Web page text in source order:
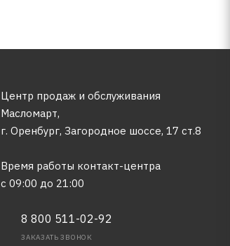
Центр продаж и обслуживания
Масломарт,
г. Оренбург, Загородное шоссе, 17 ст.8
Время работы контакт-центра
с 09:00 до 21:00
8 800 511-02-92
ЗАКАЗАТЬ ЗВОНОК